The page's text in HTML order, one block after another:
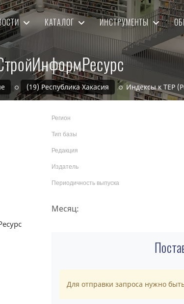
КАТАЛОГ ИНСТРУМЕНТЫ
(19) Республика Хакасия Индексы к ТЕР
Регион
Тип базы
Редакция
Издатель
Периодичность выпуска
Месяц:
Для отправки запроса нужно